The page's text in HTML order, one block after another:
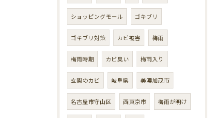
ショッピングモール ゴキブリ
ゴキブリ対策 カビ被害 梅雨
梅雨時期 カビ臭い 梅雨入り
玄関のカビ 岐阜県 美濃加茂市
名古屋市守山区 西東京市 梅雨が明け